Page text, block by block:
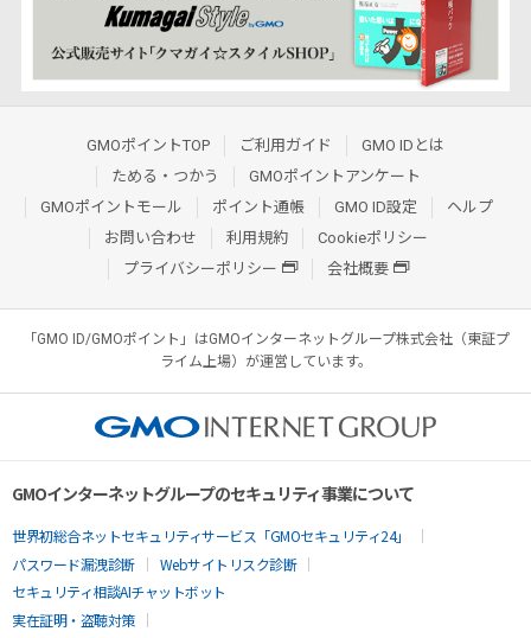
GMOポイントTOP ご利用ガイド
GMO IDとは
ためる・つかう
GMOポイントアンケート
GMOポイントモール
ポイント通帳 GMO ID設定
ヘルプ
お問い合わせ
利用規約
Cookieポリシー
プライバシーポリシー
会社概要
「GMO ID/GMOポイント」はGMOインターネットグループ株式会社（東証プ
ライム上場）が運営しています。
GMOインターネットグループのセキュリティ事業について
世界初総合ネットセキュリティサービス「GMOセキュリティ24」
パスワード漏洩診断
Webサイトリスク診断
セキュリティ相談AIチャットボット
実在証明・盗聴対策